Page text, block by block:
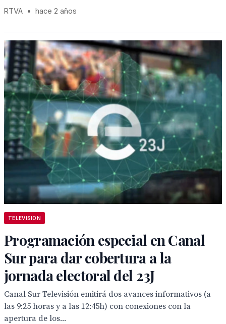
RTVA • hace 2 años
TELEVISION
Programación especial en Canal
Sur para dar cobertura a la
jornada electoral del 23J
Canal Sur Televisión emitirá dos avances informativos (a
las 9:25 horas y a las 12:45h) con conexiones con la
apertura de los...